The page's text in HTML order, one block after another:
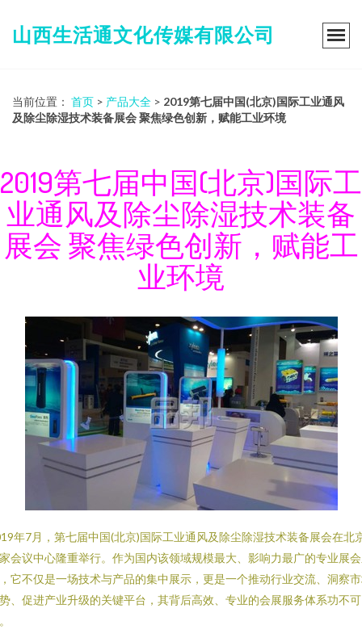
山西生活通文化传媒有限公司
当前位置： 首页 > 产品大全 > 2019第七届中国(北京)国际工业通风
及除尘除湿技术装备展会 聚焦绿色创新，赋能工业环境
2019第七届中国(北京)国际工
业通风及除尘除湿技术装备
展会 聚焦绿色创新，赋能工
业环境
年7月，第七届中国(北京)国际工业通风及除尘除湿技术装备展会在北
会议中心隆重举行。作为国内该领域规模最大、影响力最广的专业展
它不仅是一场技术与产品的集中展示，更是一个推动行业交流、洞察
、促进产业升级的关键平台，其背后高效、专业的会展服务体系功不可